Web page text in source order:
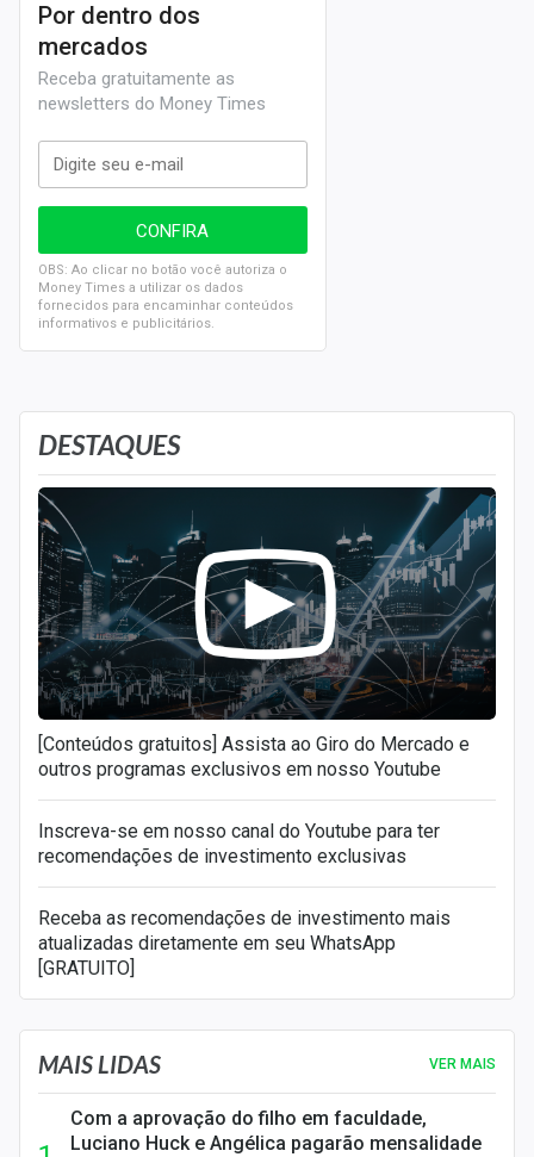
DESTAQUES
[Conteúdos gratuitos] Assista ao Giro do Mercado e
outros programas exclusivos em nosso Youtube
Inscreva-se em nosso canal do Youtube para ter
recomendações de investimento exclusivas
Receba as recomendações de investimento mais
atualizadas diretamente em seu WhatsApp
[GRATUITO]
Por dentro dos
mercados
Receba gratuitamente as
newsletters do Money Times
OBS: Ao clicar no botão você autoriza o
Money Times a utilizar os dados
fornecidos para encaminhar conteúdos
informativos e publicitários.
MAIS LIDAS VER MAIS
Com a aprovação do filho em faculdade,
Luciano Huck e Angélica pagarão mensalidade